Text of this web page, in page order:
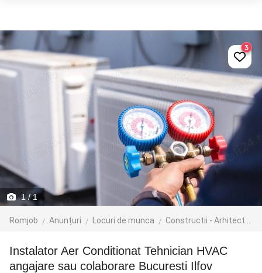
1/ 1
Romjob Anunțuri Locuri de munca Constructii - Arhitectura - Design
3
Instalator Aer Conditionat Tehnician HVAC
angajare sau colaborare Bucuresti Ilfov